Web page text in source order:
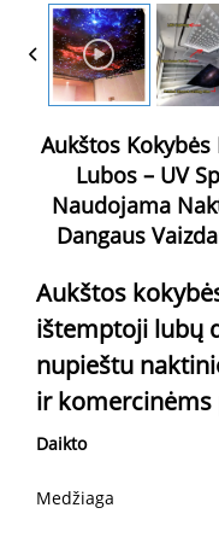
Aukštos
Lubos – UV
Naudojama
Dangaus
Aukštos
ištemptoji lubų
nupieštu
ir
Daikto
Medžiaga